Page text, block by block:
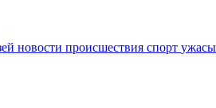
новости происшествия спорт ужасы